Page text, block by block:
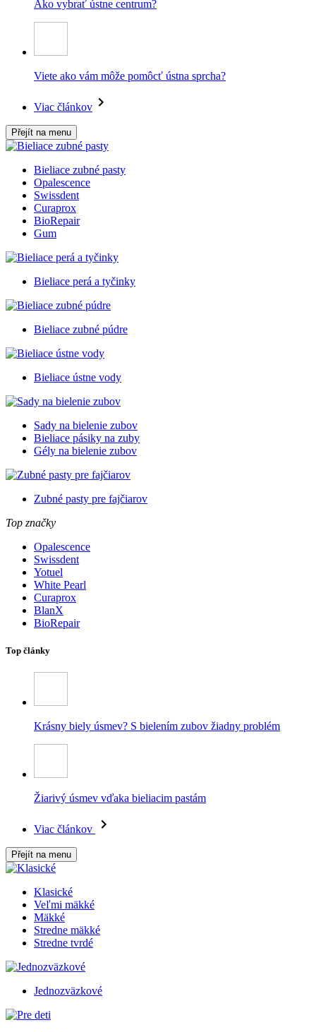
Ako vybrať ústne centrum?
Viete ako vám môže pomôcť ústna sprcha?
Viac článkov
Přejít na menu
Bieliace zubné pasty
Opalescence
Swissdent
Curaprox
BioRepair
Gum
Bieliace perá a tyčinky
Bieliace zubné púdre
Bieliace ústne vody
Sady na bielenie zubov
Bieliace pásiky na zuby
Gély na bielenie zubov
Zubné pasty pre fajčiarov
Top značky
Opalescence
Swissdent
Yotuel
White Pearl
Curaprox
BlanX
BioRepair
Top články
Krásny biely úsmev? S bielením zubov žiadny problém
Žiarivý úsmev vďaka bieliacim pastám
Viac článkov
Přejít na menu
Klasické
Veľmi mäkké
Mäkké
Stredne mäkké
Stredne tvrdé
Jednozväzkové